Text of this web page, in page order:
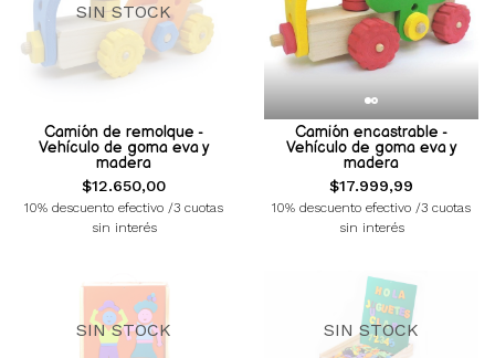
SIN STOCK
Camión de remolque -
Vehículo de goma eva y
madera
$12.650,00
10% descuento efectivo /3 cuotas
sin interés
Camión encastrable -
Vehículo de goma eva y
madera
$17.999,99
10% descuento efectivo /3 cuotas
sin interés
SIN STOCK SIN STOCK